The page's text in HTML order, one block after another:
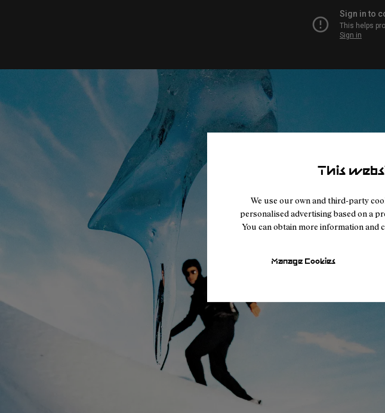
This
We use our own and third-party
personalised advertising based on a
You can obtain more information and
Manage Cookies